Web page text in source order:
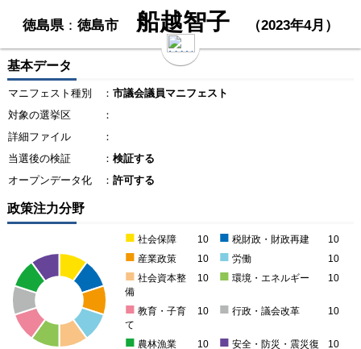
徳島県：徳島市 船越智子 （2023年4月）
基本データ
マニフェスト種別 ： 市議会議員マニフェスト
対象の選挙区
：
詳細ファイル
：
当選後の検証
： 検証する
オープンデータ化
： 許可する
政策注力分野
■ 社会保障 10 ■ 税財政・財政再建 10
■ 産業政策 10 ■ 労働 10
■ 社会資本整
備
10 ■ 環境・エネルギー 10
■ 教育・子育
て
10 ■ 行政・議会改革 10
■ 農林漁業 10 ■ 安全・防災・震災復
10